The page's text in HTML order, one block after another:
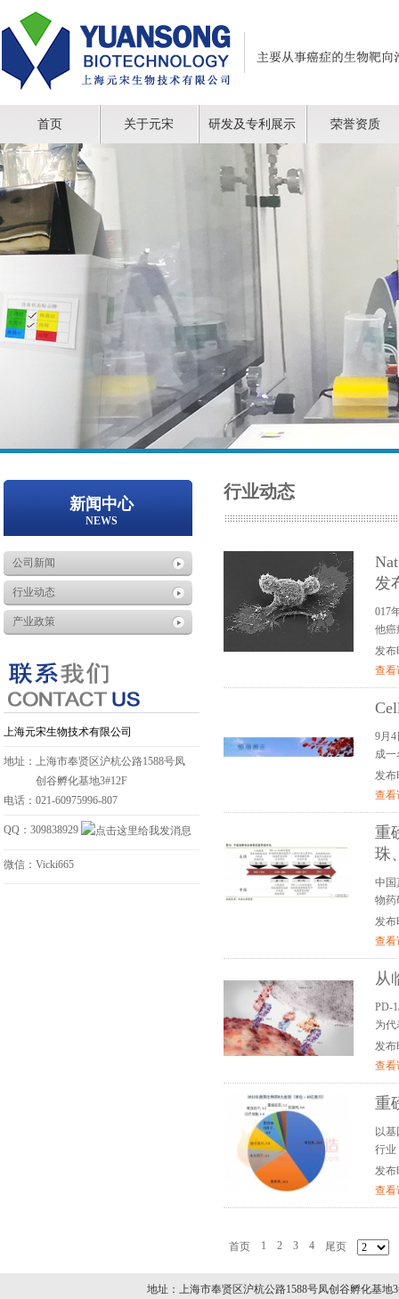
首页 关于元宋 研发及专利展示 荣誉资质
新闻中心
NEWS
公司新闻
行业动态
产业政策
上海元宋生物技术有限公司
地址：上海市奉贤区沪杭公路1588号凤
创谷孵化基地3#12F
电话：021-60975996-807
QQ：309838929
微信：Vicki665
行业动态
发
017
他癌
发布
查看
9月
成
发布
查看
重
珠
中国
物药
发布
查看
从
PD-
为
发布
查看
重
以
行业
发布
查看
首页 1 2 3 4 尾页
地址：上海市奉贤区沪杭公路1588号凤创谷孵化基